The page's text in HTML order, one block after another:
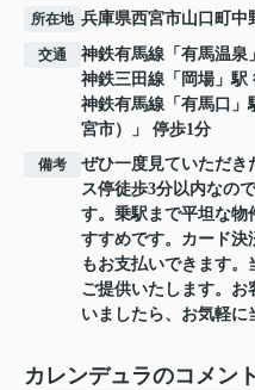
所在地 兵庫県西宮市山口町中
交通 神鉄有馬線 「 有馬温泉
神鉄三田線 「 岡場」駅
神鉄有馬線 「 有馬口
宮市）」 停歩1分
備考
ぜひ一度見ていただき
ス停徒歩3分以内なの
す。乗駅まで平坦な物
すすめです。カード決
もお支払いできます
ご提供いたします。
いましたら、お気軽に
カレンデュラのコメン